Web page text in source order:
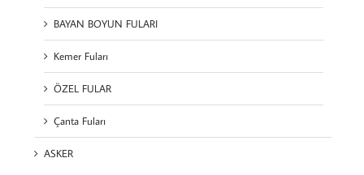
BAYAN BOYUN FULARI
Kemer Fuları
ÖZEL FULAR
Çanta Fuları
ASKER